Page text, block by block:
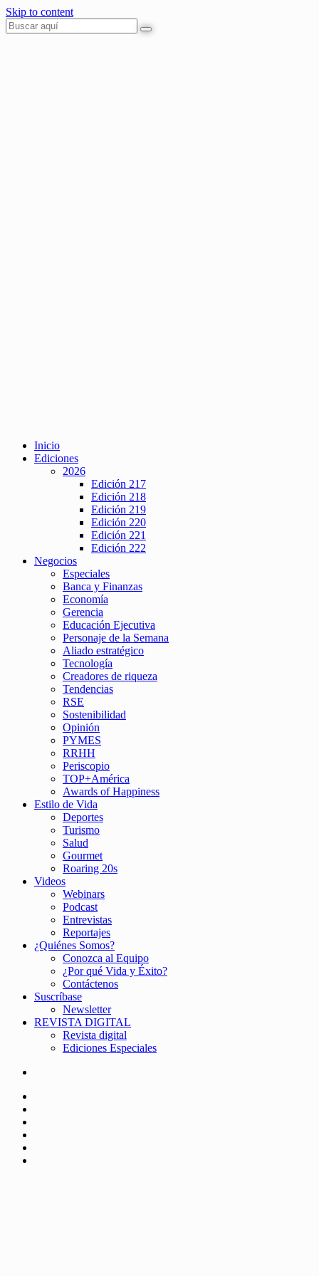
Skip to content
Inicio
Ediciones
2026
Edición 217
Edición 218
Edición 219
Edición 220
Edición 221
Edición 222
Negocios
Especiales
Banca y Finanzas
Economía
Gerencia
Educación Ejecutiva
Personaje de la Semana
Aliado estratégico
Tecnología
Creadores de riqueza
Tendencias
RSE
Sostenibilidad
Opinión
PYMES
RRHH
Periscopio
TOP+América
Awards of Happiness
Estilo de Vida
Deportes
Turismo
Salud
Gourmet
Roaring 20s
Videos
Webinars
Podcast
Entrevistas
Reportajes
¿Quiénes Somos?
Conozca al Equipo
¿Por qué Vida y Éxito?
Contáctenos
Suscríbase
Newsletter
REVISTA DIGITAL
Revista digital
Ediciones Especiales